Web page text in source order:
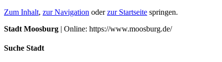
Zum Inhalt, zur Navigation oderzur Startseite springen.
Stadt Moosburg | Online: https://www.moosburg.de/
Suche Stadt